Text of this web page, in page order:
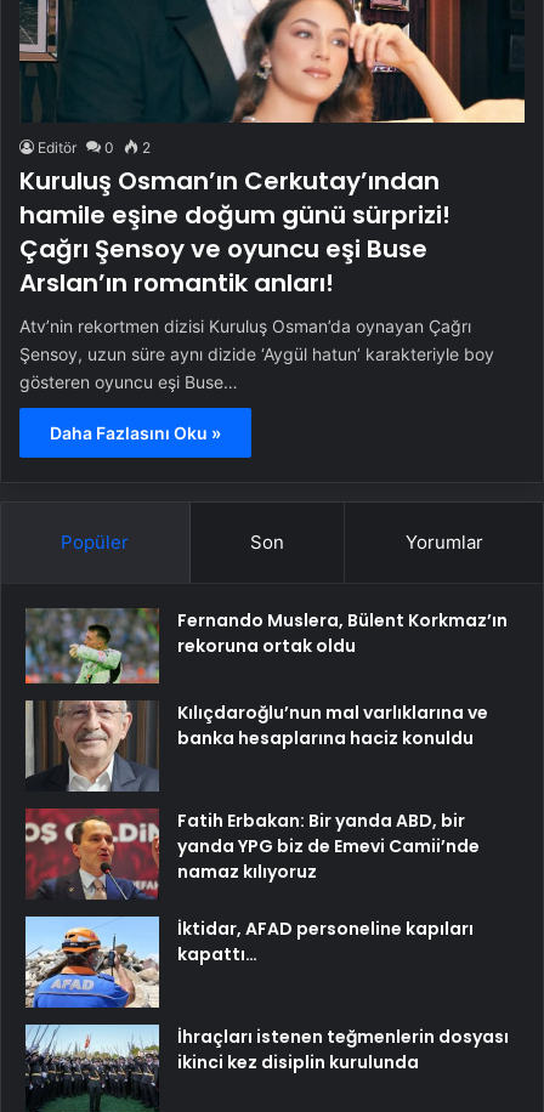
Editör 0 2
Kuruluş Osman’ın Cerkutay’ından
hamile eşine doğum günü sürprizi!
Çağrı Şensoy ve oyuncu eşi Buse
Arslan’ın romantik anları!
Atv’nin rekortmen dizisi Kuruluş Osman’da oynayan Çağrı
Şensoy, uzun süre aynı dizide ‘Aygül hatun’ karakteriyle boy
gösteren oyuncu eşi Buse…
Daha Fazlasını Oku »
Popüler Son Yorumlar
Fernando Muslera, Bülent Korkmaz’ın
rekoruna ortak oldu
Kılıçdaroğlu’nun mal varlıklarına ve
banka hesaplarına haciz konuldu
Fatih Erbakan: Bir yanda ABD, bir
yanda YPG biz de Emevi Camii’nde
namaz kılıyoruz
İktidar, AFAD personeline kapıları
kapattı…
İhraçları istenen teğmenlerin dosyası
ikinci kez disiplin kurulunda